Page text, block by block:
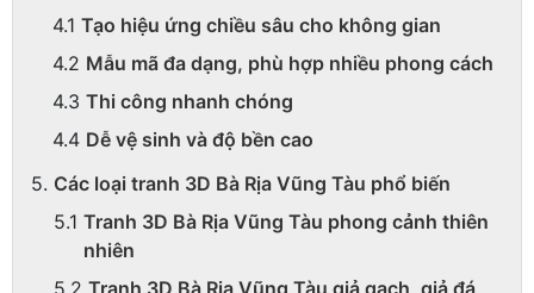
Tạo hiệu ứng chiều sâu cho không gian
Mẫu mã đa dạng, phù hợp nhiều phong cách
Thi công nhanh chóng
Dễ vệ sinh và độ bền cao
Các loại tranh 3D Bà Rịa Vũng Tàu phổ biến
Tranh 3D Bà Rịa Vũng Tàu phong cảnh thiên
nhiên
Tranh 3D Bà Rịa Vũng Tàu giả gạch, giả đá